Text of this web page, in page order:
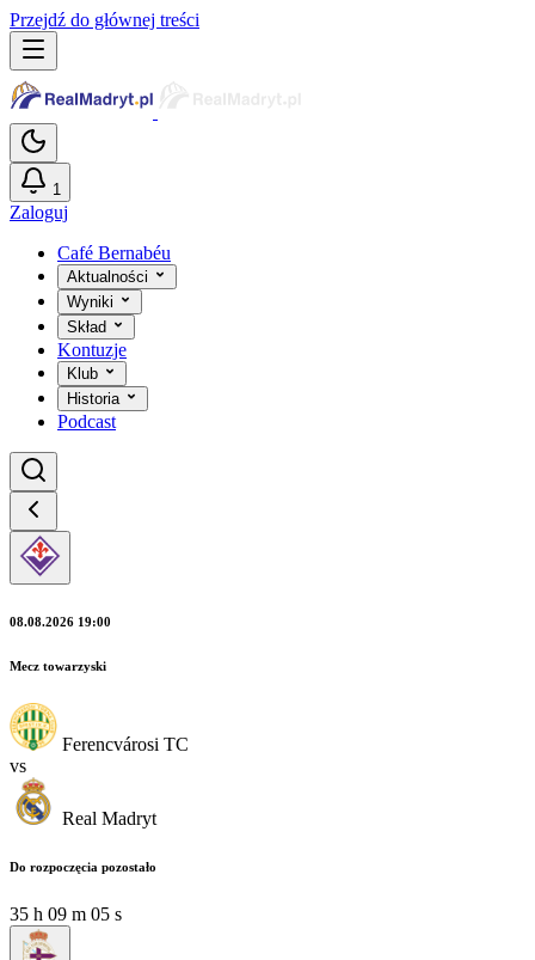
Przejdź do głównej treści
1
Zaloguj
Café Bernabéu
Aktualności
Wyniki
Skład
Kontuzje
Klub
Historia
Podcast
08.08.2026 19:00
Mecz towarzyski
Ferencvárosi TC
vs
Real Madryt
Do rozpoczęcia pozostało
35 h 09 m 03 s